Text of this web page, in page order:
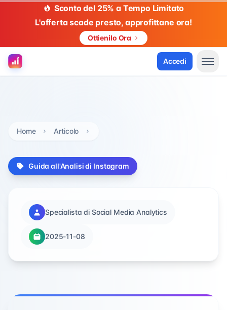
Sconto del 25% a Tempo Limitato
L'offerta scade presto, approfittane ora!
Ottienilo Ora
Accedi
Home Articolo
Guida all'Analisi di Instagram
Specialista di Social Media Analytics
2025-11-08